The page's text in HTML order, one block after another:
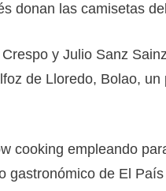
donan las camisetas
y Julio Sanz
de Lloredo, Bolao,
cooking empleando
de El